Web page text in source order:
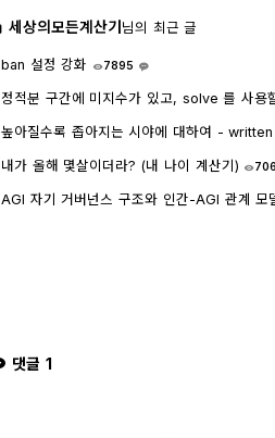
세상의모든계산기 님의 최근 글
ban 설정 강화
7895
정적분 구간에 미지수가 있고, solve 를 사용
높아질수록 좁아지는 시야에 대하여 -
내가 올해 몇살이더라? (내 나이 계산기)
AGI 자기 거버넌스 구조와 인간-AGI 관계
댓글 1